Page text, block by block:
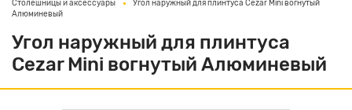
Столешницы и аксессуары
Угол наружный для плинтуса Cezar Mini вогнутый
Алюминевый
Угол наружный для плинтуса
Cezar Mini вогнутый Алюминевый